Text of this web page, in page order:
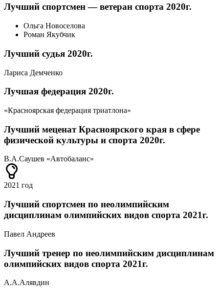
Лучший спортсмен — ветеран спорта 2020г.
Ольга Новоселова
Роман Якубчик
Лучший судья 2020г.
Лариса Демченко
Лучшая федерация 2020г.
«Красноярская федерация триатлона»
Лучший меценат Красноярского края в сфере
физической культуры и спорта 2020г.
В.А.Саушев «Автобаланс»
2021 год
Лучший спортсмен по неолимпийским
дисциплинам олимпийских видов спорта 2021г.
Павел Андреев
Лучший тренер по неолимпийским дисциплинам
олимпийских видов спорта 2021г.
А.А.Алявдин